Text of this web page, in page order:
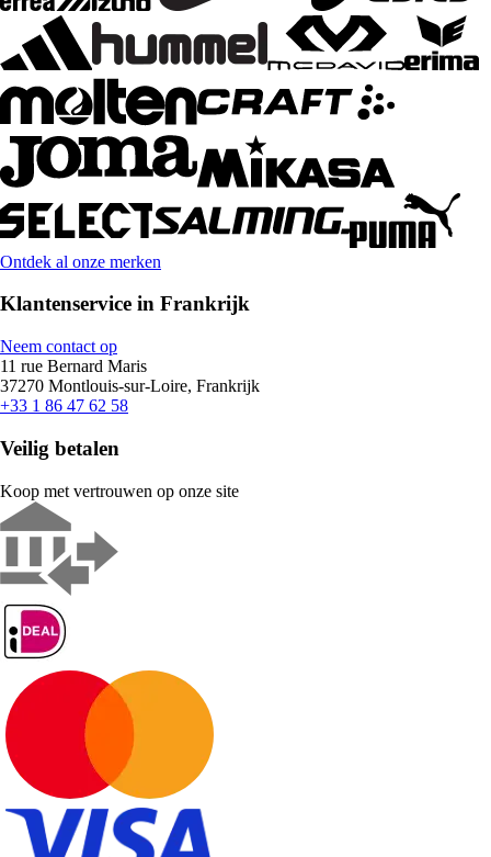
Ontdek al onze merken
Klantenservice in Frankrijk
Neem contact op
11 rue Bernard Maris
37270 Montlouis-sur-Loire, Frankrijk
+33 1 86 47 62 58
Veilig betalen
Koop met vertrouwen op onze site